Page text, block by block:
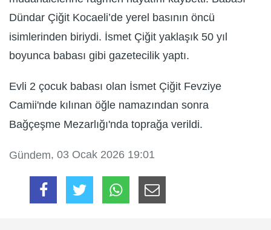
Dündar Çiğit Kocaeli’de yerel basının öncü
isimlerinden biriydi. İsmet Çiğit yaklaşık 50 yıl
boyunca babası gibi gazetecilik yaptı.
Evli 2 çocuk babası olan İsmet Çiğit Fevziye
Camii'nde kılınan öğle namazından sonra
Bağçeşme Mezarlığı'nda toprağa verildi.
Gündem, 03 Ocak 2026 19:01